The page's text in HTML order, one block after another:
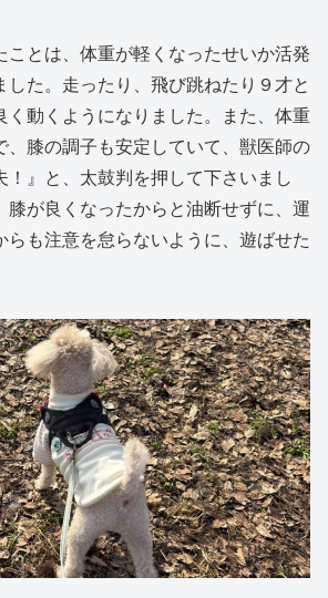
ことは、体重が軽くなったせいか活発
した。走ったり、飛び跳ねたり９才と
く動くようになりました。また、体重
、膝の調子も安定していて、獣医師の
！』と、太鼓判を押して下さいまし
膝が良くなったからと油断せずに、運
らも注意を怠らないように、遊ばせた